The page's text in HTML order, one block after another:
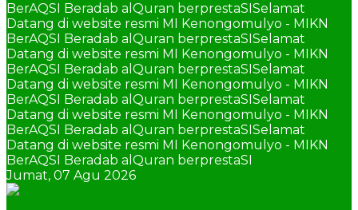
BerAQSI Beradab alQuran berprestaSISelamat
Datang di website resmi MI Kenongomulyo - MIKN
BerAQSI Beradab alQuran berprestaSISelamat
Datang di website resmi MI Kenongomulyo - MIKN
BerAQSI Beradab alQuran berprestaSISelamat
Datang di website resmi MI Kenongomulyo - MIKN
BerAQSI Beradab alQuran berprestaSISelamat
Datang di website resmi MI Kenongomulyo - MIKN
BerAQSI Beradab alQuran berprestaSISelamat
Datang di website resmi MI Kenongomulyo - MIKN
BerAQSI Beradab alQuran berprestaSI
Jumat, 07 Agu 2026